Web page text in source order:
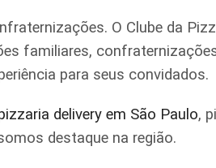
O Clube da
familiares,
para seus convidados.
delivery em São Paulo,
destaque na região.